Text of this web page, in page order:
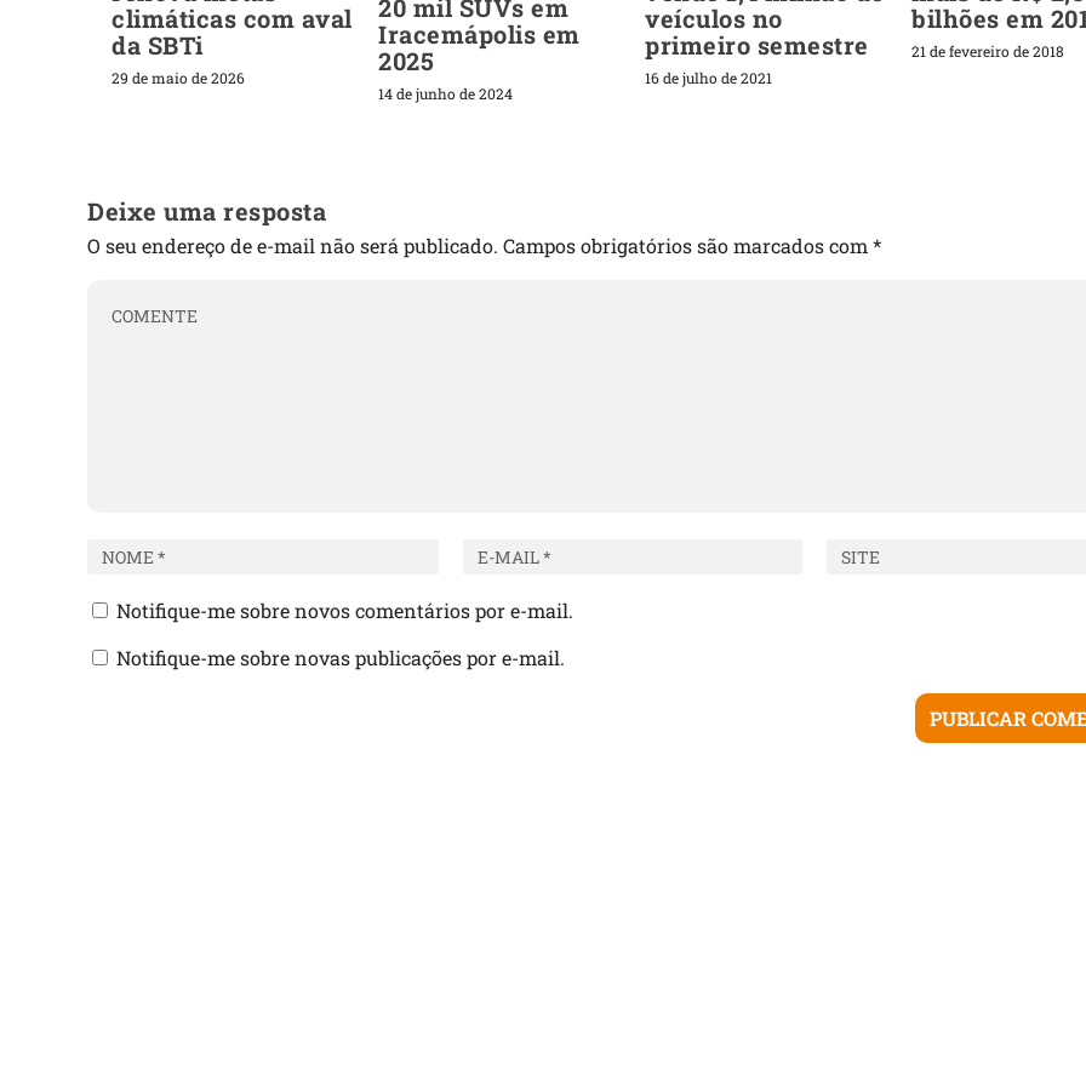
climáticas com aval
da SBTi
29 de maio de 2026
20 mil SUVs em
Iracemápolis em
2025
14 de junho de 2024
veículos no
primeiro semestre
16 de julho de 2021
bilhões em
21 de fevereiro de 2018
Deixe uma resposta
O seu endereço de e-mail não será publicado. Campos obrigatórios são marcados com*
Notifique-me sobre novos comentários por e-mail.
Notifique-me sobre novas publicações por e-mail.